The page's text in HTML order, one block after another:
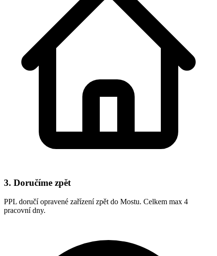
3. Doručíme zpět
PPL doručí opravené zařízení zpět do Mostu. Celkem max 4
pracovní dny.